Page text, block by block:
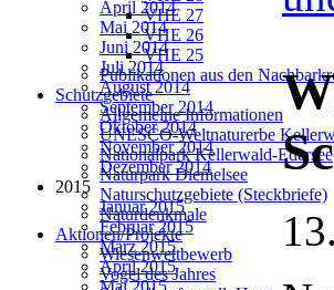
VHE 27
VHE 26
VHE 25
Publikationen aus den
Schutzgebiete
Allgemeine Informationen
UNESCO-Weltnaturerbe
Nationalpark Kellerwald-Edersee
Naturpark Diemelsee
Naturschutzgebiete (Steckbriefe)
Naturdenkmale
Aktionen/Projekte
Wiesenwettbewerb
Vogel des Jahres
April 2014
Mai 2014
Juni 2014
Juli 2014
August 2014
September 2014
Oktober 2014
November 2014
Dezember 2014
2015
Januar 2015
Februar 2015
März 2015
April 2015
Mai 2015